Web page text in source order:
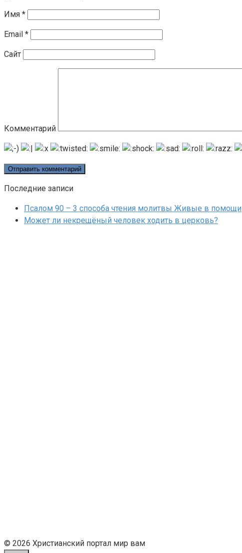
Имя *
Email *
Сайт
Комментарий
Последние записи
Псалом 90 – 3 способа чтения молитвы Живые в помощи
Может ли некрещёный человек ходить в церковь?
© 2026 Христианский портал мир вам